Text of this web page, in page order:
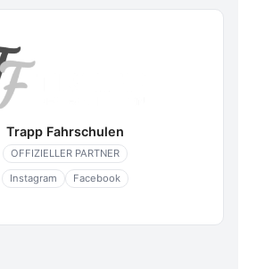
Trapp Fahrschulen
OFFIZIELLER PARTNER
Instagram
Facebook